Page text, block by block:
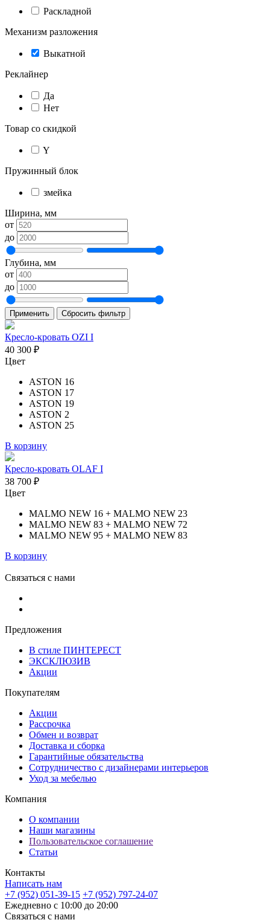
Раскладной
Механизм разложения
Выкатной
Реклайнер
Да
Нет
Товар со скидкой
Y
Пружинный блок
змейка
Ширина, мм
от
до
Глубина, мм
от
до
Применить Сбросить фильтр
Кресло-кровать OZI I
40 300 ₽
Цвет
ASTON 16
ASTON 17
ASTON 19
ASTON 2
ASTON 25
В корзину
Кресло-кровать OLAF I
38 700 ₽
Цвет
MALMO NEW 16 + MALMO NEW 23
MALMO NEW 83 + MALMO NEW 72
MALMO NEW 95 + MALMO NEW 83
В корзину
Связаться с нами
Предложения
В стиле ПИНТЕРЕСТ
ЭКСКЛЮЗИВ
Акции
Покупателям
Акции
Рассрочка
Обмен и возврат
Доставка и сборка
Гарантийные обязательства
Сотрудничество с дизайнерами интерьеров
Уход за мебелью
Компания
О компании
Наши магазины
Пользовательское соглашение
Статьи
Контакты
Написать нам
+7 (952) 051-39-15 +7 (952) 797-24-07
Ежедневно с 10:00 до 20:00
Связаться с нами